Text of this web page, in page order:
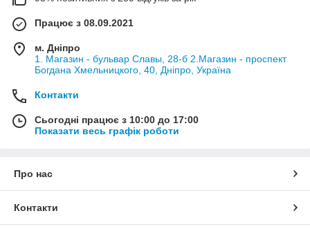
Працює з 08.09.2021
м. Дніпро
1. Магазин - бульвар Славы, 28-б 2.Магазин - проспект
Богдана Хмельницкого, 40, Дніпро, Україна
Контакти
Сьогодні працює з 10:00 до 17:00
Показати весь графік роботи
Про нас
Контакти